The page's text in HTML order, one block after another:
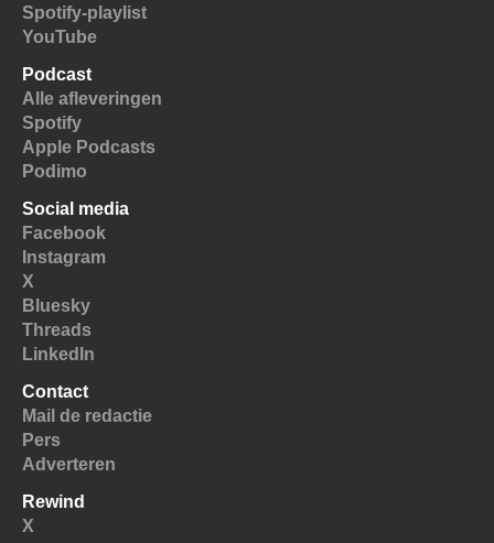
Spotify-playlist
YouTube
Podcast
Alle afleveringen
Spotify
Apple Podcasts
Podimo
Social media
Facebook
Instagram
X
Bluesky
Threads
LinkedIn
Contact
Mail de redactie
Pers
Adverteren
Rewind
X